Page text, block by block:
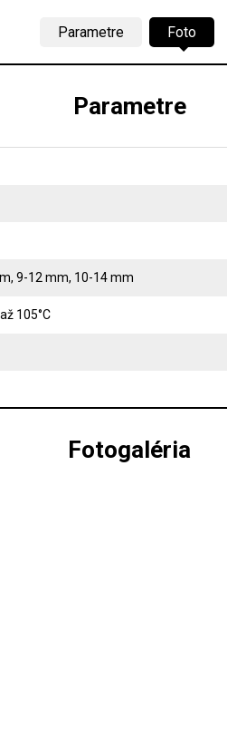
Parametre Foto
Parametre
9-12 mm, 10-14 mm
105°C
Fotogaléria